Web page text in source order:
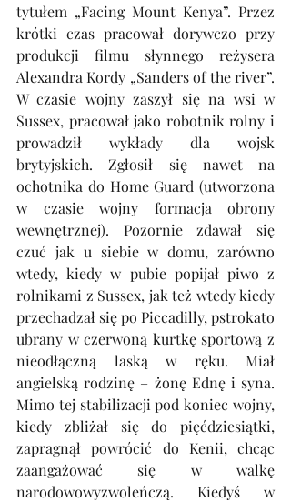
tytułem „Facing Mount Kenya”. Przez
krótki czas pracował dorywczo przy
produkcji filmu słynnego reżysera
Alexandra Kordy „Sanders of the river”.
W czasie wojny zaszył się na wsi w
Sussex, pracował jako robotnik rolny i
prowadził wykłady dla wojsk
brytyjskich. Zgłosił się nawet na
ochotnika do Home Guard (utworzona
w czasie wojny formacja obrony
wewnętrznej). Pozornie zdawał się
czuć jak u siebie w domu, zarówno
wtedy, kiedy w pubie popijał piwo z
rolnikami z Sussex, jak też wtedy kiedy
przechadzał się po Piccadilly, pstrokato
ubrany w czerwoną kurtkę sportową z
nieodłączną laską w ręku. Miał
angielską rodzinę – żonę Ednę i syna.
Mimo tej stabilizacji pod koniec wojny,
kiedy zbliżał się do pięćdziesiątki,
zapragnął powrócić do Kenii, chcąc
zaangażować się w walkę
narodowowyzwoleńczą. Kiedyś w